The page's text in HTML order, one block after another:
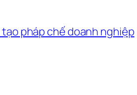
tạo pháp chế doanh nghiệp